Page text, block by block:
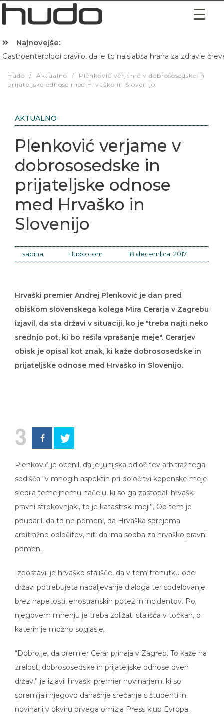
Najnovejše:
Gastroenterologi pravijo, da je to najslabša hrana za zdravje
Hudo / Aktualno /
Plenković verjame v dobrososedske in
prijateljske odnose med Hrvaško in Slovenijo
AKTUALNO
Plenković verjame v
dobrososedske in
prijateljske odnose
med Hrvaško in
Slovenijo
sabina Hudo.com 18 decembra, 2017
Hrvaški premier Andrej Plenković je dan pred
obiskom slovenskega kolega Mira Cerarja v Zagrebu
izjavil, da sta državi v situaciji, ko je "treba najti neko
srednjo pot, ki bo rešila vprašanje meje". Cerarjev
obisk je opisal kot znak, ki kaže dobrososedske in
prijateljske odnose med Hrvaško in Slovenijo.
3
Plenković je ocenil, da je junijska odločitev arbitražnega
sodišča “v mnogih aspektih pri določitvi kopenske meje
sledila temeljnemu načelu, ki so ga zastopali hrvaški
pravni strokovnjaki, to je katastrski meji”. Ob tem je
poudaril, da to ne pomeni, da Hrvaška sprejema
arbitražno odločitev, niti da ima sodba za hrvaško pravni
pomen.
Izpostavil je hrvaško stališče, da v tem trenutku obe
državi potrebujeta nadaljevanje dialoga ter sodelovanje
brez napetosti, enostranskih potez in incidentov. Po
njegovem mnenju je treba zbližati stališča v točkah, o
katerih je možno soglasje.
“Dobro je, da premier Cerar prihaja v Zagreb. To kaže na
zrelost, dobrososedske in prijateljske odnose dveh
držav,” je izjavil hrvaški premier novinarjem, ki so
spremljali njegovo današnje srečanje s študenti in
novinarji v okviru prvega omizja Press klub Evropa.